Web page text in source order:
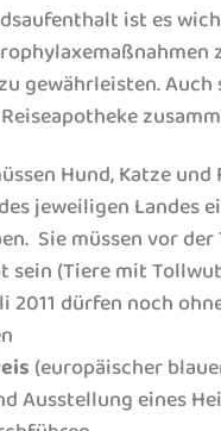
ist es
gewährleisten.
Hund, Katze
jeweiligen Landes
Sie müssen vor
sein (Tiere mit
dürfen noch
(europäischer
Ausstellung eines